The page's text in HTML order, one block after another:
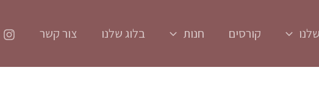
קורסים חנות בלוג שלנו צור קשר